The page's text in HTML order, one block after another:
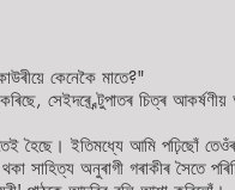
কেনেকৈ মাতে?"
সেইদৰে ব্ৰ্টুপাতৰ চিত্ৰ
হৈছে। ইতিমধ্যে আমি পঢ়িছোঁ
সাহিত্য অনুৰাগী গৰাকীৰ সৈতে